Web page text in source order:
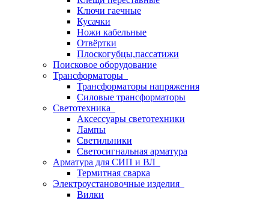
Ключи гаечные
Кусачки
Ножи кабельные
Отвёртки
Плоскогубцы,пассатижи
Поисковое оборудование
Трансформаторы
Трансформаторы напряжения
Силовые трансформаторы
Светотехника
Аксессуары светотехники
Лампы
Светильники
Светосигнальная арматура
Арматура для СИП и ВЛ
Термитная сварка
Электроустановочные изделия
Вилки